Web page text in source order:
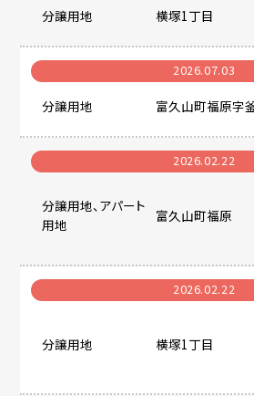
マンション・アパート
一戸建て
事業用・駐車場
お知
スタ
売却相談・見積
物件紹介依頼
お問い合わせ
分譲用地 横塚1丁目
2026.07.03
分譲用地 富久山町福原字
2026.02.22
分譲用地、アパート
用地
富久山町福原
2026.02.22
分譲用地 横塚1丁目